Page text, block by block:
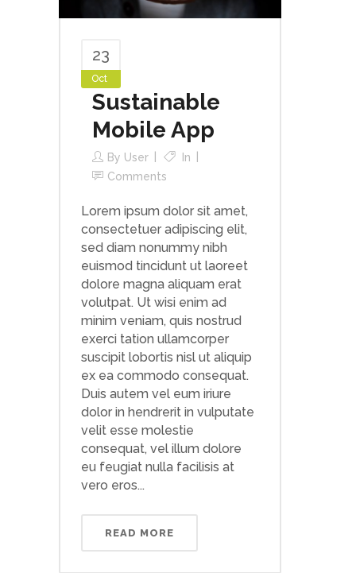
23
Oct
Sustainable
Mobile App
By User
In
Comments
Lorem ipsum dolor sit amet,
consectetuer adipiscing elit,
sed diam nonummy nibh
euismod tincidunt ut laoreet
dolore magna aliquam erat
volutpat. Ut wisi enim ad
minim veniam, quis nostrud
exerci tation ullamcorper
suscipit lobortis nisl ut aliquip
ex ea commodo consequat.
Duis autem vel eum iriure
dolor in hendrerit in vulputate
velit esse molestie
consequat, vel illum dolore
eu feugiat nulla facilisis at
vero eros...
READ MORE